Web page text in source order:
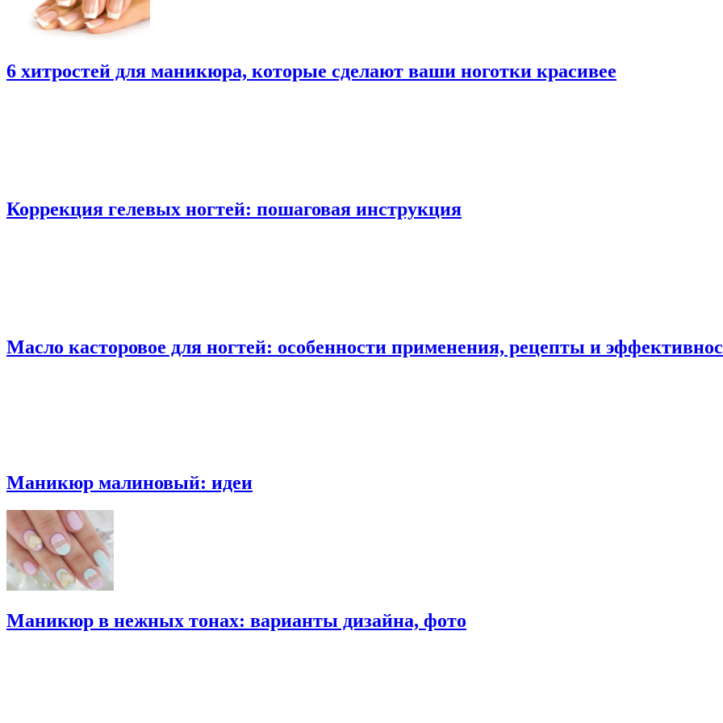
6 хитростей для маникюра, которые сделают ваши ноготки красивее
Коррекция гелевых ногтей: пошаговая инструкция
Масло касторовое для ногтей: особенности применения, рецепты и
Маникюр малиновый: идеи
Маникюр в нежных тонах: варианты дизайна, фото